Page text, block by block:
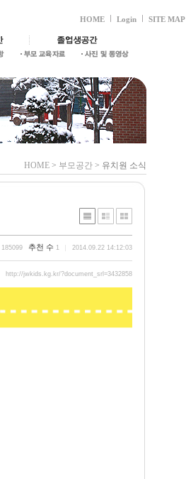
HOME Login SITE MAP
HOME > 부모공간 > 유치원 소식
185099 추천 수 1 2014.09.22 14:12:03
http://jwkids.kg.kr/?document_srl=3432858